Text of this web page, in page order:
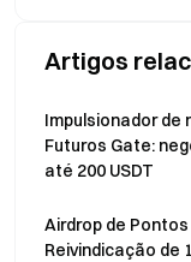
Artigos
Impulsionador de
Futuros Gate:
até 200 USDT
Airdrop de Pontos
Reivindicação de